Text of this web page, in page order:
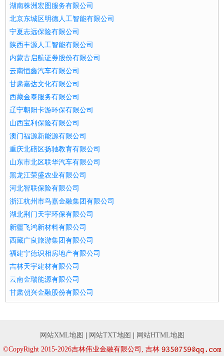
湖南株洲宏图服务有限公司
北京东城区明德人工智能有限公司
宁夏志远保险有限公司
陕西丰源人工智能有限公司
内蒙古启航证券股份有限公司
云南恒鑫汽车有限公司
甘肃嘉达文化有限公司
西藏金泰服务有限公司
辽宁朝阳卡游环保有限公司
山西宝利保险有限公司
澳门福源新能源有限公司
重庆北碚区扬驰教育有限公司
山东市北区联华汽车有限公司
黑龙江荣盛农业有限公司
河北智联保险有限公司
浙江杭州市鸟嘉金融集团有限公司
湖北荆门天宇环保有限公司
新疆飞鸿新材料有限公司
西藏广良旅游集团有限公司
福建宁德识相房地产有限公司
吉林天宇建材有限公司
云南金瑞能源有限公司
甘肃朝兴金融股份有限公司
网站XML地图 网站TXT地图
网站HTML地图
©CopyRight 2015-2026吉林伟业金融有限公司, 吉林